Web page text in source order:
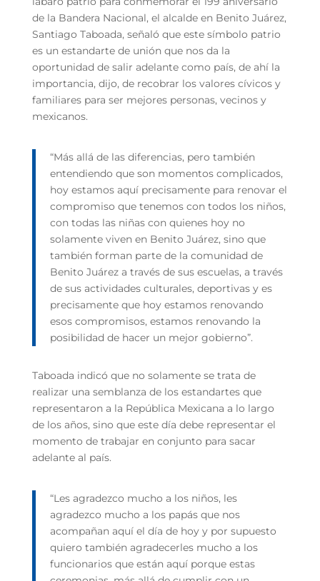
de la Bandera Nacional, el alcalde en Benito Juárez,
Santiago Taboada, señaló que este símbolo patrio
es un estandarte de unión que nos da la
oportunidad de salir adelante como país, de ahí la
importancia, dijo, de recobrar los valores cívicos y
familiares para ser mejores personas, vecinos y
mexicanos.
“Más allá de las diferencias, pero también
entendiendo que son momentos complicados,
hoy estamos aquí precisamente para renovar el
compromiso que tenemos con todos los niños,
con todas las niñas con quienes hoy no
solamente viven en Benito Juárez, sino que
también forman parte de la comunidad de
Benito Juárez a través de sus escuelas, a través
de sus actividades culturales, deportivas y es
precisamente que hoy estamos renovando
esos compromisos, estamos renovando la
posibilidad de hacer un mejor gobierno”.
Taboada indicó que no solamente se trata de
realizar una semblanza de los estandartes que
representaron a la República Mexicana a lo largo
de los años, sino que este día debe representar el
momento de trabajar en conjunto para sacar
adelante al país.
“Les agradezco mucho a los niños, les
agradezco mucho a los papás que nos
acompañan aquí el día de hoy y por supuesto
quiero también agradecerles mucho a los
funcionarios que están aquí porque estas